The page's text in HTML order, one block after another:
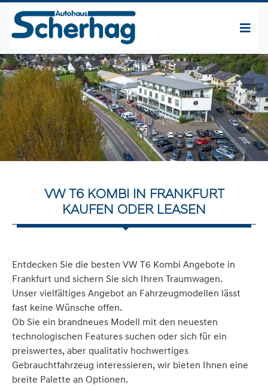
VW T6 KOMBI IN FRANKFURT
KAUFEN ODER LEASEN
Entdecken Sie die besten VW T6 Kombi Angebote in
Frankfurt und sichern Sie sich Ihren Traumwagen.
Unser vielfältiges Angebot an Fahrzeugmodellen lässt
fast keine Wünsche offen.
Ob Sie ein brandneues Modell mit den neuesten
technologischen Features suchen oder sich für ein
preiswertes, aber qualitativ hochwertiges
Gebrauchtfahrzeug interessieren, wir bieten Ihnen eine
breite Palette an Optionen.